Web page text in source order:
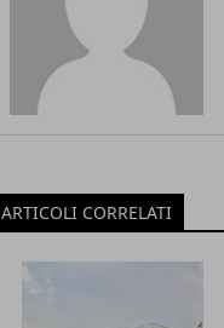
ARTICOLI CORRELATI